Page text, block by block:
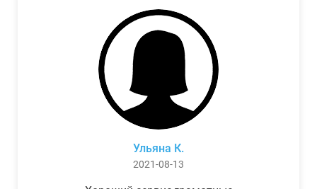
Ульяна К.
2021-08-13